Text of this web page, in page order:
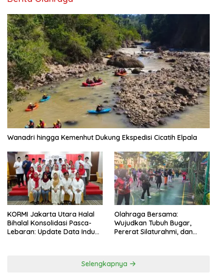
Wanadri hingga Kemenhut Dukung Ekspedisi Cicatih Elpala
KORMI Jakarta Utara Halal
Bihalal Konsolidasi Pasca-
Lebaran: Update Data Induk
Olahraga Bersama:
Wujudkan Tubuh Bugar,
Pererat Silaturahmi, dan
Selengkapnya